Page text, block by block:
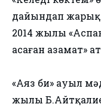
дайындап
2014 жылы
аңсаған
«Аяз би» ауыл
жылы